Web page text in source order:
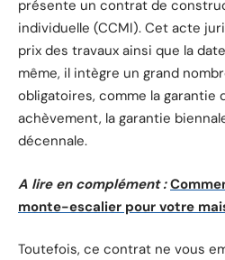
présente un contrat de
individuelle (CCMI). Cet acte
prix des travaux ainsi que la
même, il intègre un grand
obligatoires, comme la garantie
achèvement, la garantie
décennale.
A lire en complément :
monte-escalier pour votre
Toutefois, ce contrat ne vous